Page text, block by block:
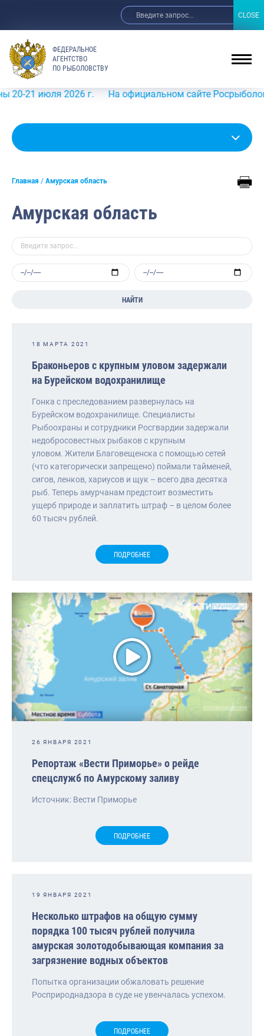
ФЕДЕРАЛЬНОЕ
АГЕНТСТВО
ПО РЫБОЛОВСТВУ
2026 г. На официальном сайте Росрыболовства в
Главная Амурская область
Амурская область
НАЙТИ
18 МАРТА 2021
Браконьеров с крупным уловом задержали
на Бурейском водохранилище
Гонка с преследованием развернулась на
Бурейском водохранилище. Специалисты
Рыбоохраны и сотрудники Росгвардии задержали
недобросовестных рыбаков с крупным
уловом. Жители Благовещенска с помощью сетей
(что категорически запрещено) поймали тайменей,
сигов, ленков, хариусов и щук – всего два десятка
рыб. Теперь амурчанам предстоит возместить
ущерб природе и заплатить штраф – в целом более
60 тысяч рублей.
ПОДРОБНЕЕ
26 ЯНВАРЯ 2021
Репортаж «Вести Приморье» о рейде
спецслужб по Амурскому заливу
Источник: Вести Приморье
ПОДРОБНЕЕ
19 ЯНВАРЯ 2021
Несколько штрафов на общую сумму
порядка 100 тысяч рублей получила
амурская золотодобывающая компания за
загрязнение водных объектов
Попытка организации обжаловать решение
Росприроднадзора в суде не увенчалась успехом.
ПОДРОБНЕЕ
CLOSE
CLOSE